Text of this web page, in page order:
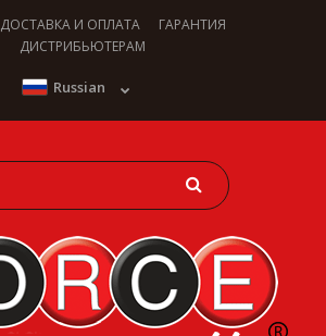
ДОСТАВКА И ОПЛАТА
ГАРАНТИЯ
ДИСТРИБЬЮТЕРАМ
Russian